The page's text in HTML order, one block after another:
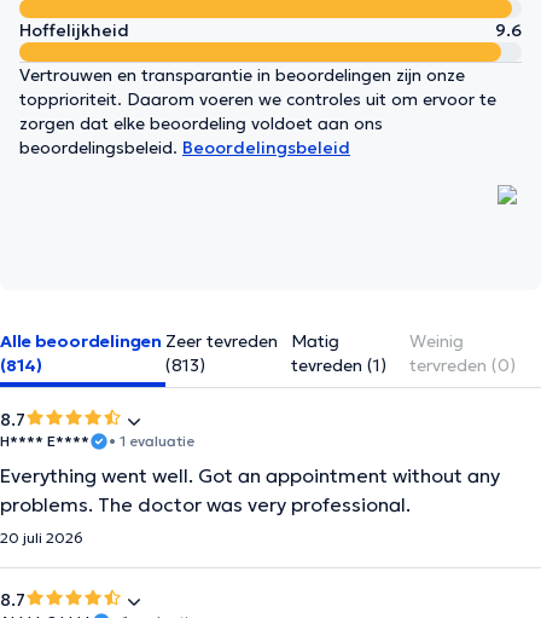
Hoffelijkheid
9.6
Vertrouwen en transparantie in beoordelingen zijn onze
topprioriteit. Daarom voeren we controles uit om ervoor te
zorgen dat elke beoordeling voldoet aan ons
beoordelingsbeleid. Beoordelingsbeleid
Alle beoordelingen
(814)
Zeer tevreden
(813)
Matig
tevreden (1)
Weinig
tervreden (0)
8.7
H**** E**** • 1 evaluatie
Everything went well. Got an appointment without any
problems. The doctor was very professional.
20 juli 2026
8.7